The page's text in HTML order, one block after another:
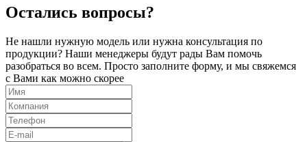
Остались вопросы?
Не нашли нужную модель или нужна консультация по
продукции? Наши менеджеры будут рады Вам помочь
разобраться во всем. Просто заполните форму, и мы свяжемся
с Вами как можно скорее